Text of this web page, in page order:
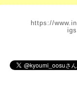
https://